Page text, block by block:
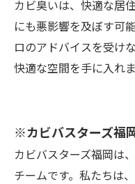
カビ臭いは、快適な居
にも悪影響を及ぼす可
ロのアドバイスを受け
快適な空間を手に入れま
※カビバスターズ福
カビバスターズ福岡は
チームです。私たちは